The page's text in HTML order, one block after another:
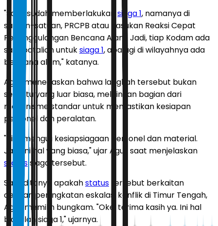
"Saya sudah memberlakukan siaga 1, namanya di
satuan-satuan, PRCPB atau Pasukan Reaksi Cepat
Penanggulangan Bencana Alam. Jadi, tiap Kodam ada
satu batalion untuksiaga 1, apalagi di wilayahnya ada
bencana alam," katanya.
Agus menegaskan bahwa langkah tersebut bukan
sesuatu yang luar biasa, melainkan bagian dari
mekanisme standar untuk memastikan kesiapan
personel dan peralatan.
"Kita menguji kesiapsiagaan personel dan material.
Jadi, ini hal yang biasa," ujar Agus saat menjelaskan
statussiaga tersebut.
Saat ditanya apakahstatus tersebut berkaitan
dengan peningkatan eskalasi konflik di Timur Tengah,
Agus memilih bungkam. "Oke, terima kasih ya. Ini hal
biasalah siaga 1," ujarnya.